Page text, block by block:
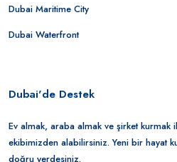
Dubai Maritime City
Dubai Waterfront
Dubai'de Destek
Ev almak, araba almak ve şirket
ekibimizden alabilirsiniz. Yeni bir hayat
doğru yerdesiniz.